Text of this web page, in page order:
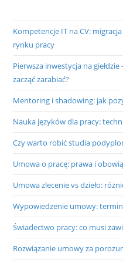
Kompetencje IT na CV:
rynku pracy
Pierwsza inwestycja na
zacząć zarabiać?
Mentoring i shadowing: jak
Nauka języków dla pracy:
Czy warto robić studia
Umowa o pracę: prawa i
Umowa zlecenie vs dzieło:
Wypowiedzenie umowy:
Świadectwo pracy: co musi
Rozwiązanie umowy za